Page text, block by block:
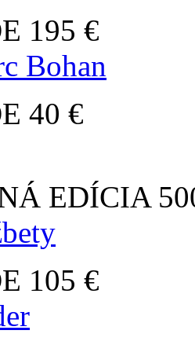
195 €
Bohan
40 €
EDÍCIA
105 €